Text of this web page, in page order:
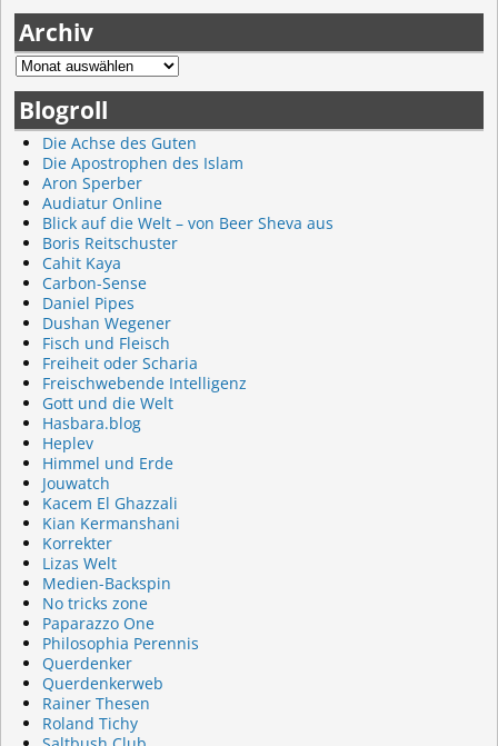
Archiv
Blogroll
Die Achse des Guten
Die Apostrophen des Islam
Aron Sperber
Audiatur Online
Blick auf die Welt – von Beer Sheva aus
Boris Reitschuster
Cahit Kaya
Carbon-Sense
Daniel Pipes
Dushan Wegener
Fisch und Fleisch
Freiheit oder Scharia
Freischwebende Intelligenz
Gott und die Welt
Hasbara.blog
Heplev
Himmel und Erde
Jouwatch
Kacem El Ghazzali
Kian Kermanshani
Korrekter
Lizas Welt
Medien-Backspin
No tricks zone
Paparazzo One
Philosophia Perennis
Querdenker
Querdenkerweb
Rainer Thesen
Roland Tichy